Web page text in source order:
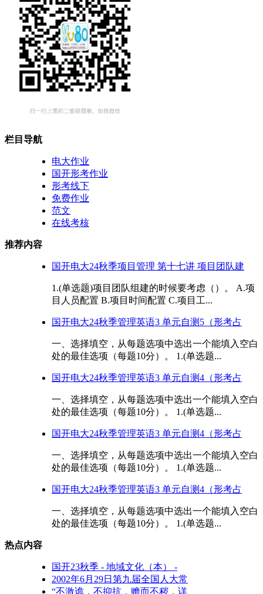
栏目导航
电大作业
国开形考作业
形考线下
免费作业
范文
在线考核
推荐内容
国开电大24秋季项目管理 第十七讲 项目团队建
1.(单选题)项目团队组建的时候要考虑（）。 A.项
目人员配置 B.项目时间配置 C.项目工...
国开电大24秋季管理英语3 单元自测5（形考占
一、选择填空，从每题选项中选出一个能填入空白
处的最佳选项（每题10分）。 1.(单选题...
国开电大24秋季管理英语3 单元自测4（形考占
一、选择填空，从每题选项中选出一个能填入空白
处的最佳选项（每题10分）。 1.(单选题...
国开电大24秋季管理英语3 单元自测4（形考占
一、选择填空，从每题选项中选出一个能填入空白
处的最佳选项（每题10分）。 1.(单选题...
国开电大24秋季管理英语3 单元自测4（形考占
一、选择填空，从每题选项中选出一个能填入空白
处的最佳选项（每题10分）。 1.(单选题...
热点内容
国开23秋季 - 地域文化（本） -
2002年6月29日第九届全国人大常
“不激诡，不抑抗，赡而不秽，详